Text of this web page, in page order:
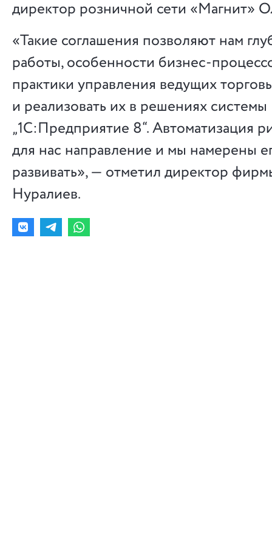
директор розничной сети «Магнит»
«Такие соглашения позволяют нам
работы, особенности бизнес-
практики управления ведущих
и реализовать их в решениях системы
„1С:Предприятие 8“. Автоматизация
для нас направление и мы намерены
развивать», — отметил директор
Нуралиев.